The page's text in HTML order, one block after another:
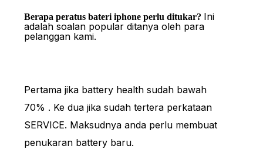
Berapa peratus bateri iphone perlu ditukar? Ini
adalah soalan popular ditanya oleh para
pelanggan kami.
Pertama jika battery health sudah bawah
70% . Ke dua jika sudah tertera perkataan
SERVICE. Maksudnya anda perlu membuat
penukaran battery baru.